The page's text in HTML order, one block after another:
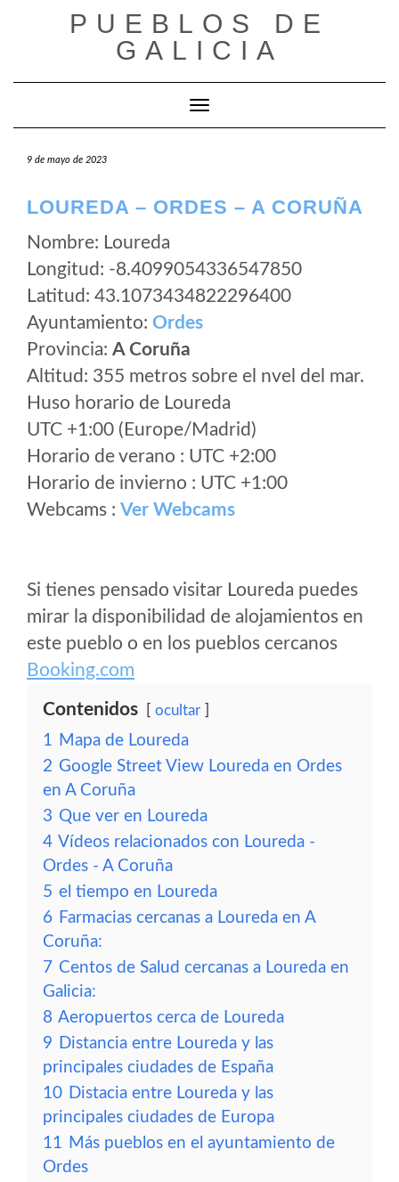
PUEBLOS DE
GALICIA
Cambiar modo de navegación
9 de mayo de 2023
LOUREDA – ORDES – A CORUÑA
Nombre: Loureda
Longitud: -8.4099054336547850
Latitud: 43.1073434822296400
Ayuntamiento: Ordes
Provincia: A Coruña
Altitud: 355 metros sobre el nvel del mar.
Huso horario de Loureda
UTC +1:00 (Europe/Madrid)
Horario de verano : UTC +2:00
Horario de invierno : UTC +1:00
Webcams : Ver Webcams
Si tienes pensado visitar Loureda puedes
mirar la disponibilidad de alojamientos en
este pueblo o en los pueblos cercanos
Booking.com
Contenidos ocultar
1 Mapa de Loureda
2 Google Street View Loureda en Ordes
en A Coruña
3 Que ver en Loureda
4 Vídeos relacionados con Loureda -
Ordes - A Coruña
5 el tiempo en Loureda
6 Farmacias cercanas a Loureda en A
Coruña:
7 Centos de Salud cercanas a Loureda en
Galicia:
8 Aeropuertos cerca de Loureda
9 Distancia entre Loureda y las
principales ciudades de España
10 Distacia entre Loureda y las
principales ciudades de Europa
11 Más pueblos en el ayuntamiento de
Ordes